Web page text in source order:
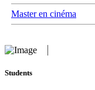
Master en cinéma
Students